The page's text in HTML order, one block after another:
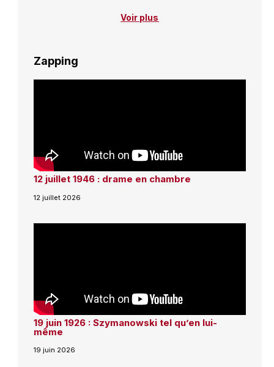
Voir plus
Zapping
12 juillet 1946 : drame en chambre
12 juillet 2026
19 juin 1926 : Szymanowski tel qu’en lui-
même
19 juin 2026